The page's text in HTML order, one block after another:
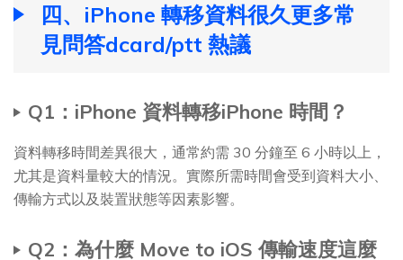
四、iPhone 轉移資料很久更多常
見問答dcard/ptt 熱議
Q1：iPhone 資料轉移iPhone 時間？
資料轉移時間差異很大，通常約需 30 分鐘至 6 小時以上，
尤其是資料量較大的情況。實際所需時間會受到資料大小、
傳輸方式以及裝置狀態等因素影響。
Q2：為什麼 Move to iOS 傳輸速度這麼